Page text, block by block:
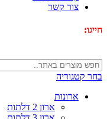
צור קשר
חייגו:
בחר קטגוריה
ארונות
ארון 2 דלתות